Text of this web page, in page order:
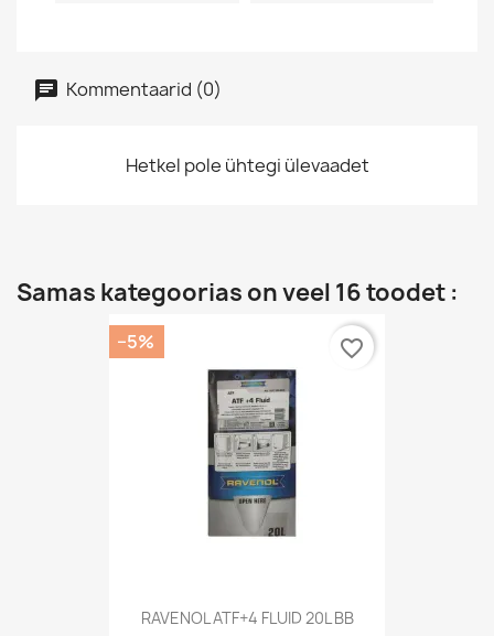
Kommentaarid (0)
Hetkel pole ühtegi ülevaadet
Samas kategoorias on veel 16 toodet :
RAVENOL ATF+4 FLUID 20L BB
−5% favorite_border